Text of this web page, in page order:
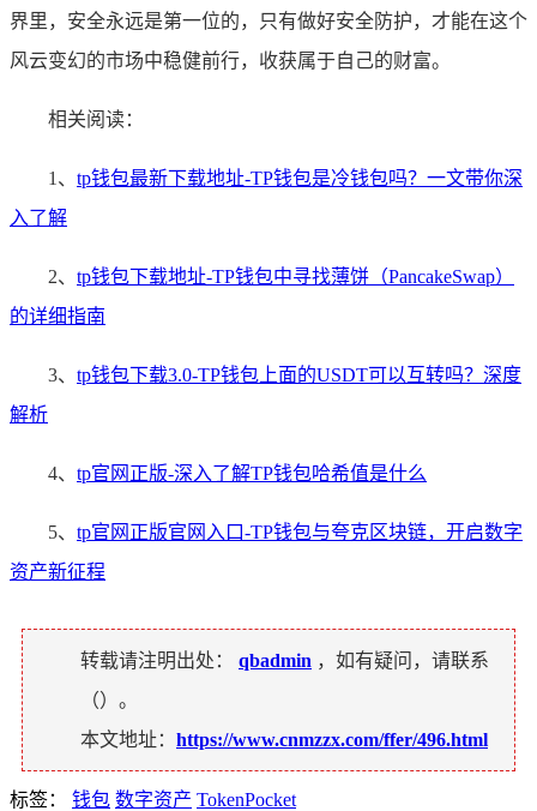
界里，安全永远是第一位的，只有做好安全防护，才能在这个
风云变幻的市场中稳健前行，收获属于自己的财富。
相关阅读：
1、 tp钱包最新下载地址-TP钱包是冷钱包吗？一文带你深
入了解
2、 tp钱包下载地址-TP钱包中寻找薄饼（PancakeSwap）
的详细指南
3、 tp钱包下载3.0-TP钱包上面的USDT可以互转吗？深度
解析
4、 tp官网正版-深入了解TP钱包哈希值是什么
5、 tp官网正版官网入口-TP钱包与夸克区块链，开启数字
资产新征程
转载请注明出处： qbadmin ，如有疑问，请联系
（）。
本文地址： https://www.cnmzzx.com/ffer/496.html
标签： 钱包 数字资产 TokenPocket